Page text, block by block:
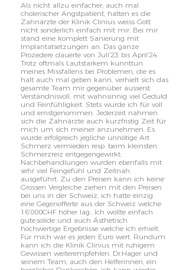
Als nicht allzu einfacher, auch mal
cholerischer Angstpatient, hatten es die
Zahnärzte der Klinik Clinius weiss Gott
nicht sonderlich einfach mit mir. Bei mir
stand eine komplett Sanierung mit
Implantatsetzungen an. Das ganze
Prozedere dauerte von Juli’23 bis April’24.
Trotz oftmals Lautstarkem kunnttun
meines Missfallens bei Problemen, die es
halt auch mal geben kann, verhielt sich das
gesamte Team mir gegenüber äusserst
Verständnisvoll, mit wahnsinnig viel Geduld
und Feinfühligkeit. Stets wurde ich für voll
und ernstgenommen. Jederzeit nahmen
sich die Zahnärzte auch kurzfristig Zeit für
mich um sich meiner anzunehmen. Es
wurde erfolgreich jegliche unnötige Art
Schmerz vermieden resp. beim kleinsten
Schmerzreiz entgegengewirkt.
Nachbehandlungen wurden ebenfalls mit
sehr viel Feingefühl und Zeitnah
ausgeführt. Zu den Preisen kann ich keine
Grossen Vergleiche ziehen mit den Preisen
bei uns in der Schweiz, ich hatte einzig
eine Gegenofferte aus der Schweiz welche
16‘000CHF höher lag.. Ich wollte einfach
gute,solide und auch Ästhetisch
hochwertige Ergebnisse welche ich erhielt.
Für mich war es jeden Euro wert. Rundum
kann ich die Klinik Clinius mit ruhigem
Gewissen weiterempfehlen. Dr.Hager und
seinem Team, auch den Helferinnen, ein